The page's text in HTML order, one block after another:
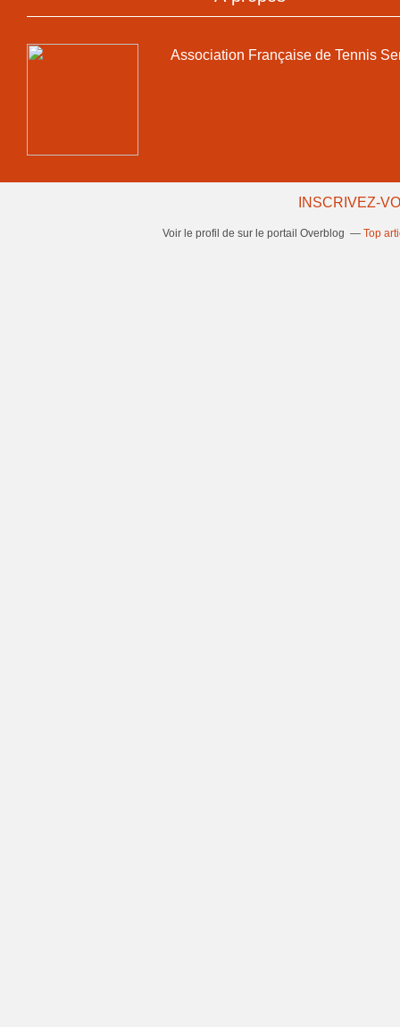
Association Française de Tennis
INSCRIVEZ-
Voir le profil de sur le portail Overblog Top